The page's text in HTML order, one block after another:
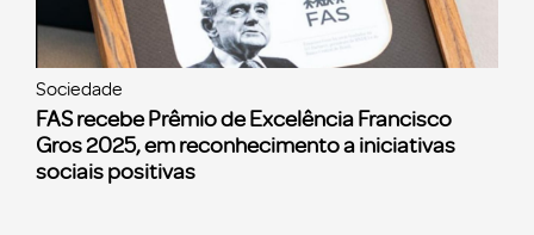
Sociedade
FAS recebe Prêmio de Excelência Francisco
Gros 2025, em reconhecimento a iniciativas
sociais positivas